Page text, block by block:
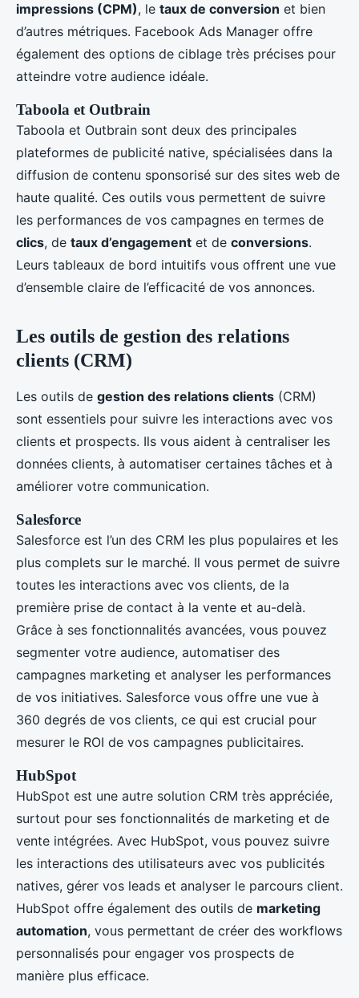
impressions (CPM), le taux de conversion et bien
d’autres métriques. Facebook Ads Manager offre
également des options de ciblage très précises pour
atteindre votre audience idéale.
Taboola et Outbrain
Taboola et Outbrain sont deux des principales
plateformes de publicité native, spécialisées dans la
diffusion de contenu sponsorisé sur des sites web de
haute qualité. Ces outils vous permettent de suivre
les performances de vos campagnes en termes de
clics, de taux d’engagement et de conversions.
Leurs tableaux de bord intuitifs vous offrent une vue
d’ensemble claire de l’efficacité de vos annonces.
Les outils de gestion des relations
clients (CRM)
Les outils de gestion des relations clients (CRM)
sont essentiels pour suivre les interactions avec vos
clients et prospects. Ils vous aident à centraliser les
données clients, à automatiser certaines tâches et à
améliorer votre communication.
Salesforce
Salesforce est l’un des CRM les plus populaires et les
plus complets sur le marché. Il vous permet de suivre
toutes les interactions avec vos clients, de la
première prise de contact à la vente et au-delà.
Grâce à ses fonctionnalités avancées, vous pouvez
segmenter votre audience, automatiser des
campagnes marketing et analyser les performances
de vos initiatives. Salesforce vous offre une vue à
360 degrés de vos clients, ce qui est crucial pour
mesurer le ROI de vos campagnes publicitaires.
HubSpot
HubSpot est une autre solution CRM très appréciée,
surtout pour ses fonctionnalités de marketing et de
vente intégrées. Avec HubSpot, vous pouvez suivre
les interactions des utilisateurs avec vos publicités
natives, gérer vos leads et analyser le parcours client.
HubSpot offre également des outils de marketing
automation, vous permettant de créer des workflows
personnalisés pour engager vos prospects de
manière plus efficace.